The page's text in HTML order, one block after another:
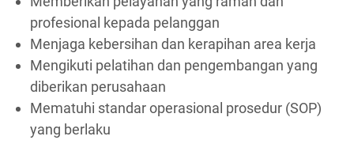
profesional kepada pelanggan
Menjaga kebersihan dan kerapihan area kerja
Mengikuti pelatihan dan pengembangan yang
diberikan perusahaan
Mematuhi standar operasional prosedur (SOP)
yang berlaku